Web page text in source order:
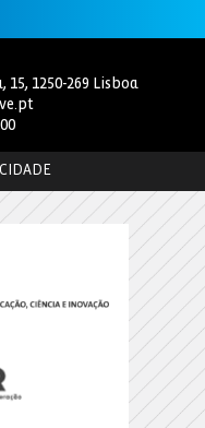
15, 1250-269 Lisboa